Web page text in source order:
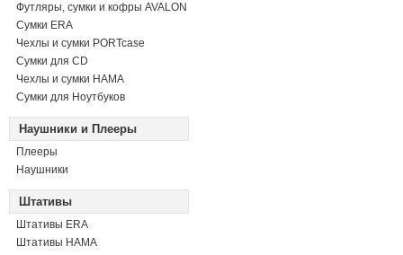
Футляры, сумки и кофры AVALON
Сумки ERA
Чехлы и сумки PORTcase
Сумки для CD
Чехлы и сумки HAMA
Сумки для Ноутбуков
Наушники и Плееры
Плееры
Наушники
Штативы
Штативы ERA
Штативы HAMA